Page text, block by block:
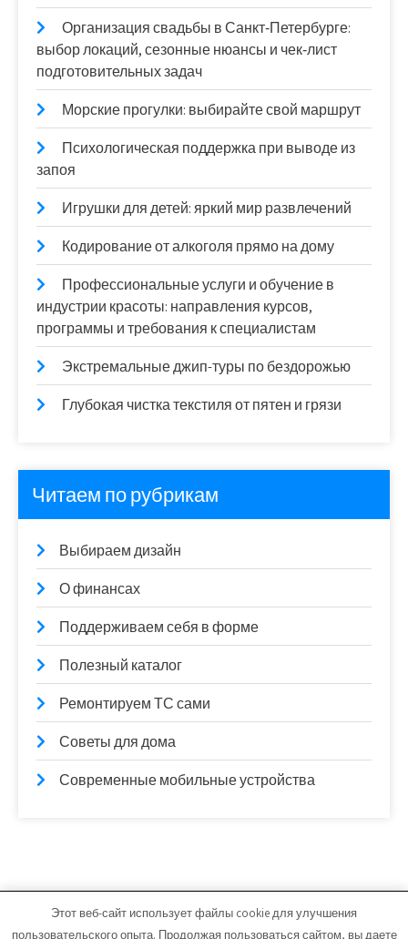
Организация свадьбы в Санкт‑Петербурге:
выбор локаций, сезонные нюансы и чек‑лист
подготовительных задач
Морские прогулки: выбирайте свой маршрут
Психологическая поддержка при выводе из
запоя
Игрушки для детей: яркий мир развлечений
Кодирование от алкоголя прямо на дому
Профессиональные услуги и обучение в
индустрии красоты: направления курсов,
программы и требования к специалистам
Экстремальные джип-туры по бездорожью
Глубокая чистка текстиля от пятен и грязи
Читаем по рубрикам
Выбираем дизайн
О финансах
Поддерживаем себя в форме
Полезный каталог
Ремонтируем ТС сами
Советы для дома
Современные мобильные устройства
lamintime.ru - Работает на WordPress
Этот веб-сайт использует файлы cookie для улучшения
пользовательского опыта. Продолжая пользоваться сайтом, вы даете